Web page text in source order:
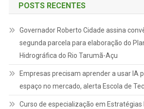
POSTS RECENTES
Governador Roberto Cidade assina
segunda parcela para elaboração do
Hidrográfica do Rio Tarumã-Açu
Empresas precisam aprender a usar IA
espaço no mercado, alerta Escola de
Curso de especialização em Estratégias